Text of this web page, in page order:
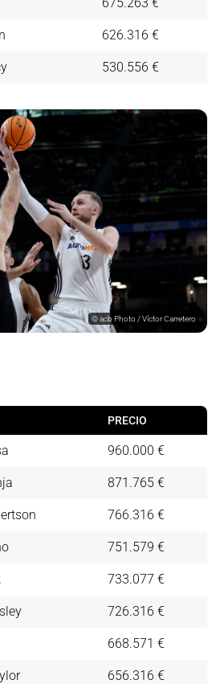
675.263 €
626.316 €
530.556 €
©acb Photo / Víctor Carretero
PRECIO
960.000 €
871.765 €
766.316 €
751.579 €
733.077 €
726.316 €
668.571 €
656.316 €